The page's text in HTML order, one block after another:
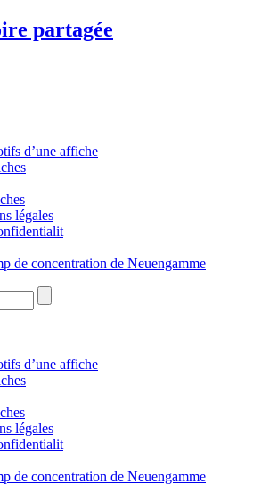
partagée
d’une affiche
légales
de concentration de Neuengamme
d’une affiche
légales
de concentration de Neuengamme